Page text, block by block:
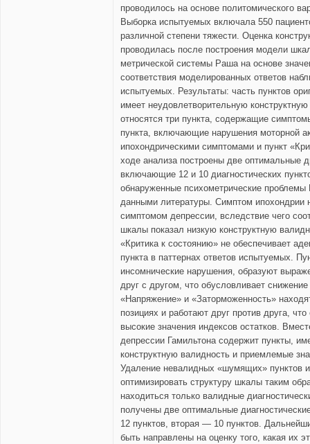
проводилось на основе политомического
Выборка испытуемых включала 550
различной степени тяжести. Оценка
проводилась после построения модели
метрической системы Раша на основе
соответствия моделированных ответов
испытуемых. Результаты: часть пунктов
имеет неудовлетворительную
относятся три пункта, содержащие
пункта, включающие нарушения моторной
ипохондрическими симптомами и пункт
ходе анализа построены две оптимальные
включающие 12 и 10 диагностических
обнаруженные психометрические
данными литературы. Симптом ипохондрии
симптомом депрессии, вследствие чего
шкалы показал низкую конструктную
«Критика к состоянию» не обеспечивает
пункта в паттернах ответов испытуемых.
инсомнические нарушения, образуют
друг с другом, что обусловливает
«Напряжение» и «Заторможенность»
позициях и работают друг против друга,
высокие значения индексов остатков.
депрессии Гамильтона содержит пункты,
конструктную валидность и приемлемые
Удаление невалидных «шумящих» пунктов
оптимизировать структуру шкалы таким
находиться только валидные
получены две оптимальные
12 пунктов, вторая — 10 пунктов.
быть направлены на оценку того, какая их